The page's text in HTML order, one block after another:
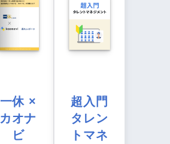
一休 ×
カオナ
ビ
超入門
タレン
トマネ